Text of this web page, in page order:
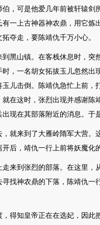
，可是他爱几年前被轩辕剑
一上古神器神农鼎，用它炼
夺走，要陈靖仇千万小心。
黑山镇。在客栈休息时，突
时，一名胡女拓拔玉儿忽然
儿击倒。陈靖仇急忙上前，
就在这时，张烈出现并感谢
现在其部落附近的消息。于
，就来到了大雁岭隋军大营。
后，靖仇一行上前将妖魔化
来到张烈的部落。在这里，
找神农鼎的下落，陈靖仇一
得知皇帝正在在选妃，因此